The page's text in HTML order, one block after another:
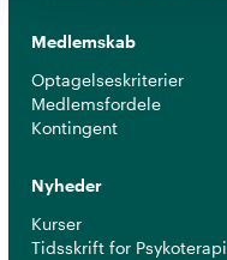
Medlemskab
Optagelseskriterier
Medlemsfordele
Kontingent
Nyheder
Kurser
Tidsskrift for Psykoterapi